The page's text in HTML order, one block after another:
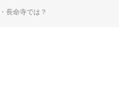
長命寺では？